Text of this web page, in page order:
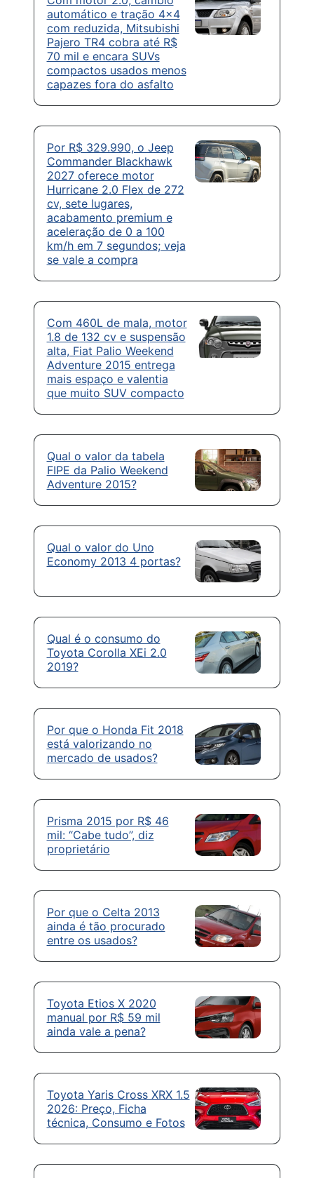
automático e tração 4×4
com reduzida, Mitsubishi
Pajero TR4 cobra até R$
70 mil e encara SUVs
compactos usados menos
capazes fora do asfalto
Por R$ 329.990, o Jeep
Commander Blackhawk
2027 oferece motor
Hurricane 2.0 Flex de 272
cv, sete lugares,
acabamento premium e
aceleração de 0 a 100
km/h em 7 segundos; veja
se vale a compra
Com 460L de mala, motor
1.8 de 132 cv e suspensão
alta, Fiat Palio Weekend
Adventure 2015 entrega
mais espaço e valentia
que muito SUV compacto
Qual o valor da tabela
FIPE da Palio Weekend
Adventure 2015?
Qual o valor do Uno
Economy 2013 4 portas?
Qual é o consumo do
Toyota Corolla XEi 2.0
2019?
Por que o Honda Fit 2018
está valorizando no
mercado de usados?
Prisma 2015 por R$ 46
mil: “Cabe tudo”, diz
proprietário
Por que o Celta 2013
ainda é tão procurado
entre os usados?
Toyota Etios X 2020
manual por R$ 59 mil
ainda vale a pena?
Toyota Yaris Cross XRX 1.5
2026: Preço, Ficha
técnica, Consumo e Fotos